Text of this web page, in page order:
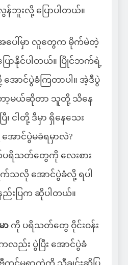
ဘူးလို့ ပြောပါတယ်။
ပေါ်မှာ လူတွေက မိုက်မဲတဲ့
ောနိုင်ပါတယ်။ ပြိုင်ဘက်ရဲ့
ာင်ပွဲခံကြတာပါ။ အဲ့ဒီပွဲ
ော့မယ်ဆိုတာ သူတို့ သိနေ
၊ ငါတို့ ဒီမှာ ရှိနေသေး
ာင်ပွဲမခံရမှာလဲ?
ပရိသတ်တွေကို လေးစား
လို အောင်ပွဲခံလို့ ရပါ
ည်းပြက ဆိုပါတယ်။
ာ ကို ပရိသတ်တွေ ဝိုင်းဝန်း
လည်း ပွဲပြီး အောင်ပွဲခံ
င်မရာထဲကို သီချင်းဆိုပြ